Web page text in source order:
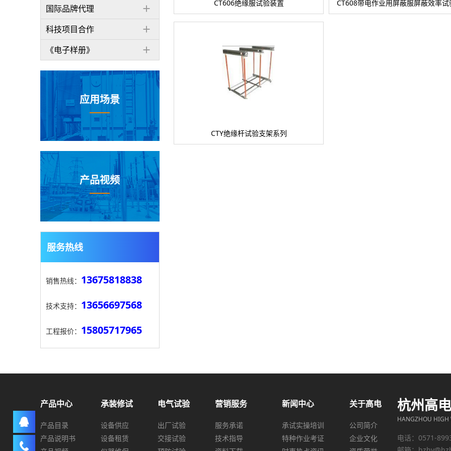
国际品牌代理
科技项目合作
《电子样册》
应用场景
产品视频
服务热线
销售热线： 13675818838
技术支持： 13656697568
工程报价： 15805717965
CT606绝缘服试验装置 CT608带电作业用屏蔽服屏蔽效率试
CTY绝缘杆试验支架系列
产品中心
产品目录
产品说明书
承装修试
设备供应
设备租赁
电气试验
出厂试验
交接试验
营销服务
服务承诺
技术指导
新闻中心
承试实操培训
特种作业考证
关于高电
公司简介
企业文化
杭州高
HANGZHOU HIGH
电话：0571-